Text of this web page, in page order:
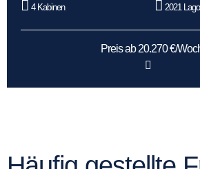
4 Kabinen 2021
Preis ab 20.270 €/